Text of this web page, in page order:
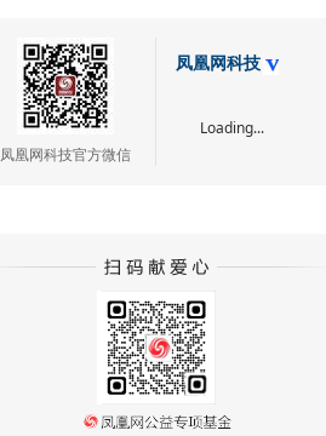
凤凰网科技官方微信
凤凰网科技
Loading...